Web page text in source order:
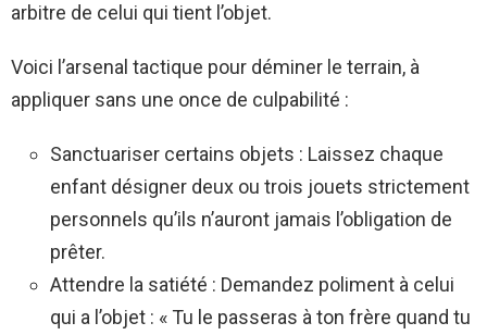
arbitre de celui qui tient l’objet.
Voici l’arsenal tactique pour déminer le terrain, à
appliquer sans une once de culpabilité :
Sanctuariser certains objets : Laissez chaque
enfant désigner deux ou trois jouets strictement
personnels qu’ils n’auront jamais l’obligation de
prêter.
Attendre la satiété : Demandez poliment à celui
qui a l’objet : « Tu le passeras à ton frère quand tu